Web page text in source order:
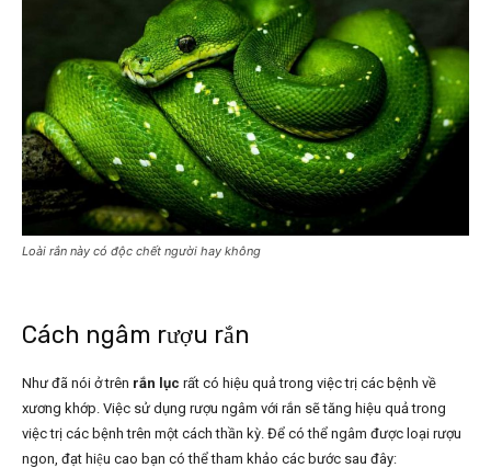
Loài rắn này có độc chết người hay không
Cách ngâm rượu rắn
Như đã nói ở trên rắn lục rất có hiệu quả trong việc trị các bệnh về
xương khớp. Việc sử dụng rượu ngâm với rắn sẽ tăng hiệu quả trong
việc trị các bệnh trên một cách thần kỳ. Để có thể ngâm được loại rượu
ngon, đạt hiệu cao bạn có thể tham khảo các bước sau đây: